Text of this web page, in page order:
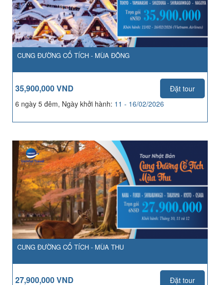
CUNG ĐƯỜNG CỔ TÍCH - MÙA ĐÔNG
35,900,000 VND
Đặt tour
6 ngày 5 đêm, Ngày khởi hành: 11 - 16/02/2026
CUNG ĐƯỜNG CỔ TÍCH - MÙA THU
27,900,000 VND
Đặt tour